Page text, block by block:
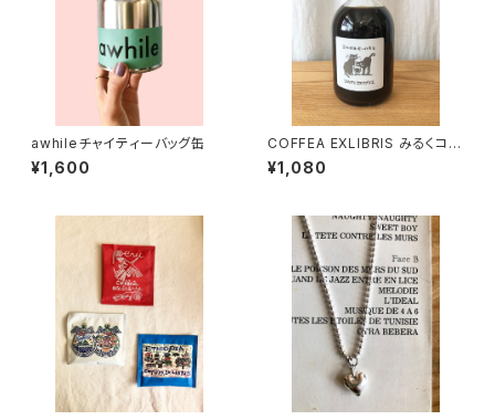
awhileチャイティーバッグ缶
¥1,600
COFFEA EXLIBRIS みるくコー
ヒーのもと (カフェインレス・希
釈用・加糖）
¥1,080